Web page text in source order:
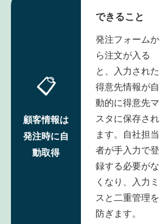
📋
顧客情報は
発注時に自
動取得
できること
発注フォームか
ら注文が入る
と、入力された
得意先情報が自
動的に得意先マ
スタに保存され
ます。自社担当
者が手入力で登
録する必要がな
くなり、入力ミ
スと二重管理を
防ぎます。